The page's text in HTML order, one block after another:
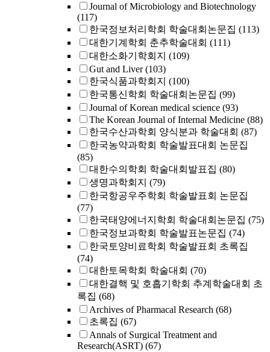
Journal of Microbiology and Biotechnology
(117)
한국정보처리학회 학술대회논문집 (113)
대한기계학회 춘추학술대회 (111)
대한소화기학회지 (109)
Gut and Liver (103)
한국식품과학회지 (100)
한국통신학회 학술대회논문집 (99)
Journal of Korean medical science (93)
The Korean Journal of Internal Medicine (88)
한국수산과학회 양식분과 학술대회 (87)
한국농약과학회 학술발표대회 논문집
(85)
대한수의학회 학술대회발표집 (80)
생명과학회지 (79)
한국항공우주학회 학술발표회 논문집
(77)
한국태양에너지학회 학술대회논문집 (75)
한국정보과학회 학술발표논문집 (74)
한국토양비료학회 학술발표회 초록집
(74)
대한토목학회 학술대회 (70)
대한결핵 및 호흡기학회 추계학술대회 초
록집 (68)
Archives of Pharmacal Research (68)
초록집 (67)
Annals of Surgical Treatment and
Research(ASRT) (67)